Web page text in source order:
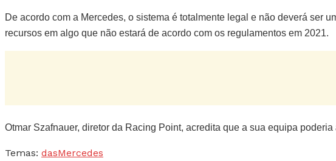
De acordo com a Mercedes, o sistema é totalmente legal e não deverá ser
recursos em algo que não estará de acordo com os regulamentos em 2021.
Otmar Szafnauer, diretor da Racing Point, acredita que a sua equipa
Temas: dasMercedes